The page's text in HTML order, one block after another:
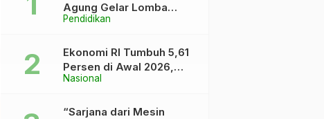
Pendidikan
Agung Gelar Lomba
Video Kreatif Ramadhan
Pererat Kebersamaan
Siswa
Nasional
Ekonomi RI Tumbuh 5,61
Persen di Awal 2026,
Pemerintah Klaim Keluar
“Sarjana dari Mesin